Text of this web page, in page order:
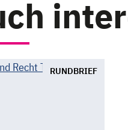
RUNDBRIEF